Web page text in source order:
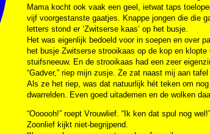
Mama kocht ook vaak een geel, ietwat taps
vijf voorgestanste gaatjes. Knappe jongen die die
letters stond er ‘Zwitserse kaas’ op het busje.
Het was eigenlijk bedoeld voor in soepen en over
het busje Zwitserse strooikaas op de kop en
stuifsneeuw. En de strooikaas had een zeer
“Gadver,” riep mijn zusje. Ze zat naast mij aan
Als ze het riep, was dat natuurlijk hét teken om
dwarrelden. Even goed uitademen en de wolken
“Oooooh!” roept Vrouwlief. “Ik ken dat spul nog wel!”
Zoonlief kijkt niet-begrijpend.